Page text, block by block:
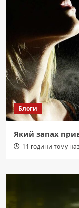
Блоги
Який запах
11 години тому